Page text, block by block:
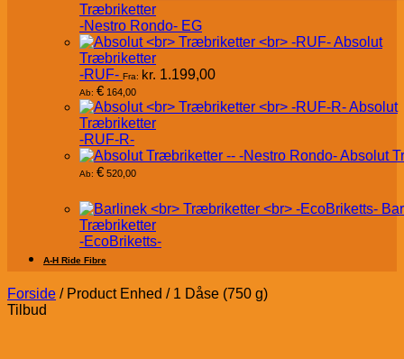
Træbriketter
-Nestro Rondo- EG
Absolut
Træbriketter
-RUF- Fra: kr. 1.199,00
Ab: € 164,00
Absolut
Træbriketter
-RUF-R-
Absolut
Ab: € 520,00
Træbriketter
-EcoBriketts-
A-H Ride Fibre
Forside /Product Enhed /1 Dåse (750 g)
Tilbud